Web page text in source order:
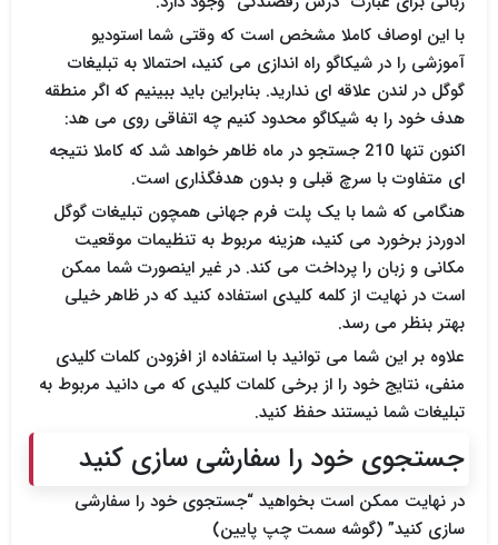
با این اوصاف کاملا مشخص است که وقتی شما استودیو
آموزشی را در شیکاگو راه اندازی می کنید، احتمالا به تبلیغات
گوگل در لندن علاقه ای ندارید. بنابراین باید ببینیم که اگر منطقه
هدف خود را به شیکاگو محدود کنیم چه اتفاقی روی می هد:
اکنون تنها 210 جستجو در ماه ظاهر خواهد شد که کاملا نتیجه
ای متفاوت با سرچ قبلی و بدون هدفگذاری است.
هنگامی که شما با یک پلت فرم جهانی همچون تبلیغات گوگل
ادوردز برخورد می کنید، هزینه مربوط به تنظیمات موقعیت
مکانی و زبان را پرداخت می کند. در غیر اینصورت شما ممکن
است در نهایت از کلمه کلیدی استفاده کنید که در ظاهر خیلی
بهتر بنظر می رسد.
علاوه بر این شما می توانید با استفاده از افزودن کلمات کلیدی
منفی، نتایج خود را از برخی کلمات کلیدی که می دانید مربوط به
تبلیغات شما نیستند حفظ کنید.
جستجوی خود را سفارشی سازی کنید
در نهایت ممکن است بخواهید “جستجوی خود را سفارشی
سازی کنید” (گوشه سمت چپ پایین)